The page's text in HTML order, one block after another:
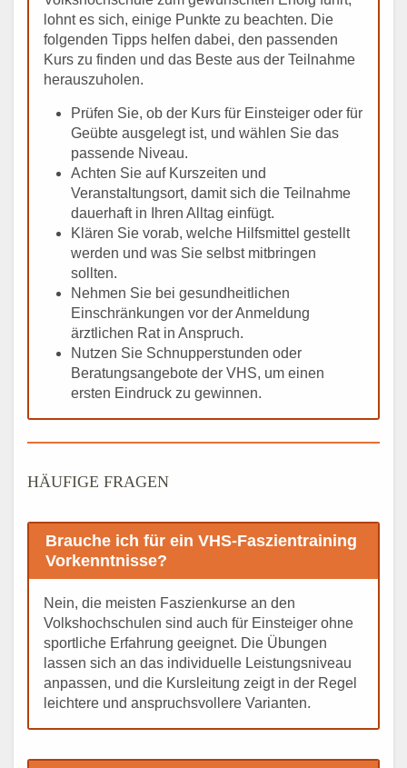
lohnt es sich, einige Punkte zu beachten. Die
folgenden Tipps helfen dabei, den passenden
Kurs zu finden und das Beste aus der Teilnahme
herauszuholen.
Prüfen Sie, ob der Kurs für Einsteiger oder für
Geübte ausgelegt ist, und wählen Sie das
passende Niveau.
Achten Sie auf Kurszeiten und
Veranstaltungsort, damit sich die Teilnahme
dauerhaft in Ihren Alltag einfügt.
Klären Sie vorab, welche Hilfsmittel gestellt
werden und was Sie selbst mitbringen
sollten.
Nehmen Sie bei gesundheitlichen
Einschränkungen vor der Anmeldung
ärztlichen Rat in Anspruch.
Nutzen Sie Schnupperstunden oder
Beratungsangebote der VHS, um einen
ersten Eindruck zu gewinnen.
HÄUFIGE FRAGEN
Brauche ich für ein VHS-Faszientraining
Vorkenntnisse?
Nein, die meisten Faszienkurse an den
Volkshochschulen sind auch für Einsteiger ohne
sportliche Erfahrung geeignet. Die Übungen
lassen sich an das individuelle Leistungsniveau
anpassen, und die Kursleitung zeigt in der Regel
leichtere und anspruchsvollere Varianten.